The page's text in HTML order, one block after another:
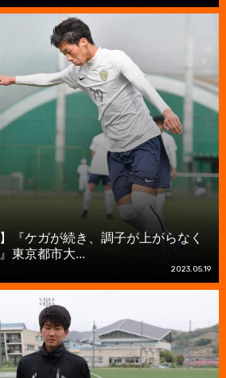
『ケガが続き、調子が上がらなく
東京都市大...
2023.05.19